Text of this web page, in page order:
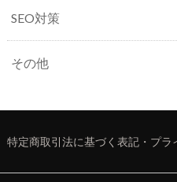
SEO対策
その他
特定商取引法に基づく表記・プラ